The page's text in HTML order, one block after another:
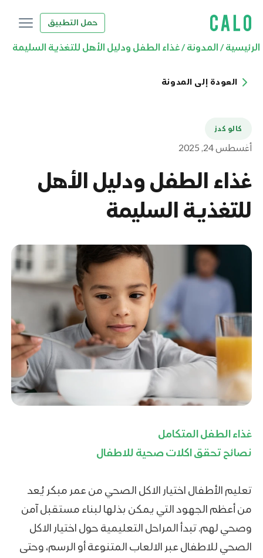
حمل التطبيق
الرئيسية/ المدونة/غذاء الطفل ودليل الأهل للتغذية السليمة
العودة إلى المدونة
كالو كدز
أغسطس 24, 2025
غذاء الطفل ودليل الأهل
للتغذية السليمة
غذاء الطفل المتكامل
نصائح تحقق اكلات صحية للاطفال
تعليم الأطفال اختيار الاكل الصحي من عمر مبكر يُعد
من أعظم الجهود التي يمكن بذلها لبناء مستقبل آمن
وصحي لهم. تبدأ المراحل التعليمية حول اختيار الاكل
الصحي للاطفال عبر الالعاب المتنوعة أو الرسم، وحتى